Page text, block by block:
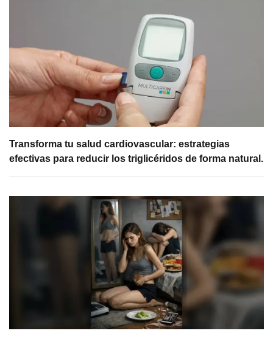
Transforma tu salud cardiovascular: estrategias
efectivas para reducir los triglicéridos de forma natural.